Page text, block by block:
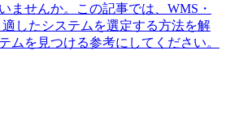
ませんか。この記事では、WMS・
したシステムを選定する方法を解
ムを見つける参考にしてください。